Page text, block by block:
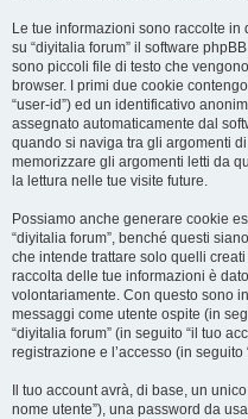
Le tue informazioni sono raccolte
su “diyitalia forum” il software
sono piccoli file di testo che
browser. I primi due cookie
“user-id”) ed un identificativo
assegnato automaticamente dal
quando si naviga tra gli argomenti
memorizzare gli argomenti letti da
la lettura nelle tue visite future.
Possiamo anche generare cookie
“diyitalia forum”, benché questi
che intende trattare solo quelli
raccolta delle tue informazioni è
volontariamente. Con questo sono
messaggi come utente ospite (in
“diyitalia forum” (in seguito “il tuo
registrazione e l’accesso (in seguito
Il tuo account avrà, di base, un
nome utente”), una password da